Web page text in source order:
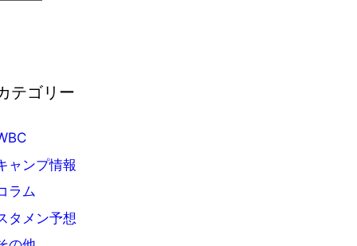
テゴリー
ャンプ情報
ラム
タメン予想